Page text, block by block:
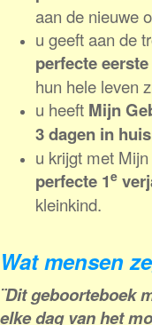
aan de nieuwe
u geeft aan de
perfecte
hun hele leven
u heeft Mijn
3 dagen in huis
u krijgt met
perfecte 1e
kleinkind.
Wat mensen
¨Dit geboorteboek
elke dag van het